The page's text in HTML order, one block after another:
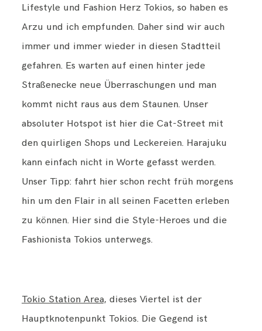
Lifestyle und Fashion Herz Tokios, so haben es
Arzu und ich empfunden. Daher sind wir auch
immer und immer wieder in diesen Stadtteil
gefahren. Es warten auf einen hinter jede
Straßenecke neue Überraschungen und man
kommt nicht raus aus dem Staunen. Unser
absoluter Hotspot ist hier die Cat-Street mit
den quirligen Shops und Leckereien. Harajuku
kann einfach nicht in Worte gefasst werden.
Unser Tipp: fahrt hier schon recht früh morgens
hin um den Flair in all seinen Facetten erleben
zu können. Hier sind die Style-Heroes und die
Fashionista Tokios unterwegs.
Tokio Station Area, dieses Viertel ist der
Hauptknotenpunkt Tokios. Die Gegend ist